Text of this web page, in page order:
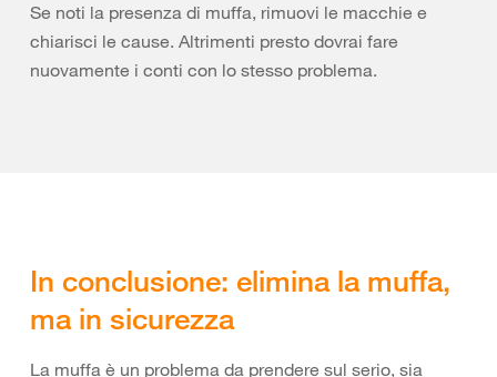
Se noti la presenza di muffa, rimuovi le macchie e
chiarisci le cause. Altrimenti presto dovrai fare
nuovamente i conti con lo stesso problema.
In conclusione: elimina la muffa,
ma in sicurezza
La muffa è un problema da prendere sul serio, sia